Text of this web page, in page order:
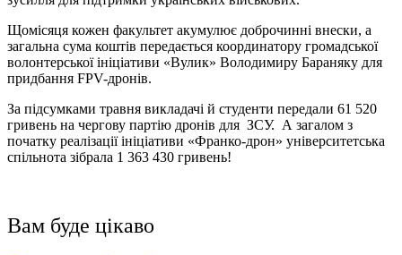
Щомісяця кожен факультет акумулює доброчинні внески, а
загальна сума коштів передається координатору громадської
волонтерської ініціативи «Вулик» Володимиру Бараняку для
придбання FPV-дронів.
За підсумками травня викладачі й студенти передали 61 520
гривень на чергову партію дронів для ЗСУ. А загалом з
початку реалізації ініціативи «Франко-дрон» університетська
спільнота зібрала 1 363 430 гривень!
Вам буде цікаво